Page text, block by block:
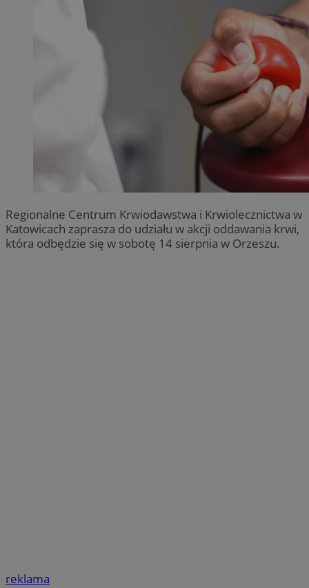
Regionalne Centrum Krwiodawstwa i Krwiolecznictwa w
Katowicach zaprasza do udziału w akcji oddawania krwi,
która odbędzie się w sobotę 14 sierpnia w Orzeszu.
reklama